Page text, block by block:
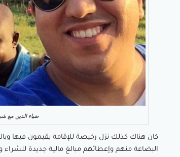
ضياء الدين مع
كان هناك كذلك نزل رخيصة للإقامة يقيمون فيها